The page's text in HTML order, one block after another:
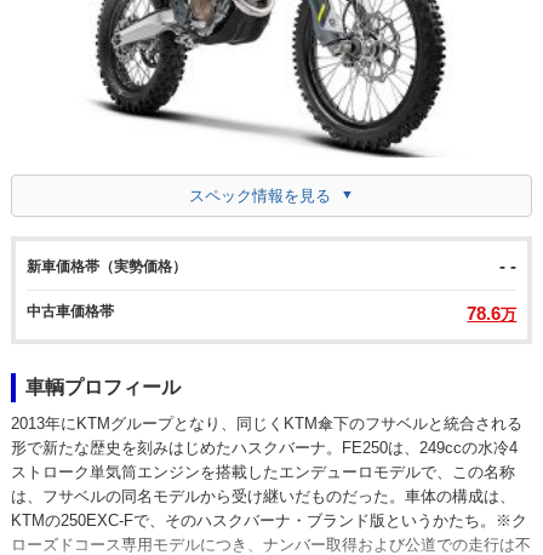
スペック情報を見る
新車価格帯（実勢価格） - -
中古車価格帯 78.6万
車輌プロフィール
2013年にKTMグループとなり、同じくKTM傘下のフサベルと統合される
形で新たな歴史を刻みはじめたハスクバーナ。FE250は、249ccの水冷4
ストローク単気筒エンジンを搭載したエンデューロモデルで、この名称
は、フサベルの同名モデルから受け継いだものだった。車体の構成は、
KTMの250EXC-Fで、そのハスクバーナ・ブランド版というかたち。※ク
ローズドコース専用モデルにつき、ナンバー取得および公道での走行は不